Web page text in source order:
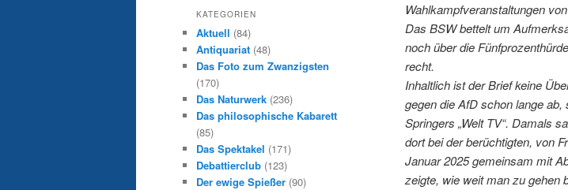
Wahlkampfveranstaltungen
Das BSW bettelt um
noch über die
recht.
Inhaltlich ist der Brief keine
gegen die AfD schon lange ab,
Springers „Welt TV“. Damals
dort bei der berüchtigten, von
Januar 2025 gemeinsam mit
zeigte, wie weit man zu gehen
KATEGORIEN
Aktuell (84)
Antiquariat (48)
Das Foto zum Zwanzigsten
(170)
Das Naturwerk (236)
Das philosophische Kabarett
(85)
Das Spektakel (171)
Debattierclub (123)
Der ewige Spießer (90)